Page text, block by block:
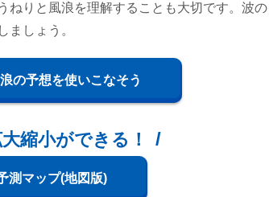
ねりと風浪を理解することも大切です。波の
ましょう。
の予想を使いこなそう
縮小ができる！
測マップ(地図版)